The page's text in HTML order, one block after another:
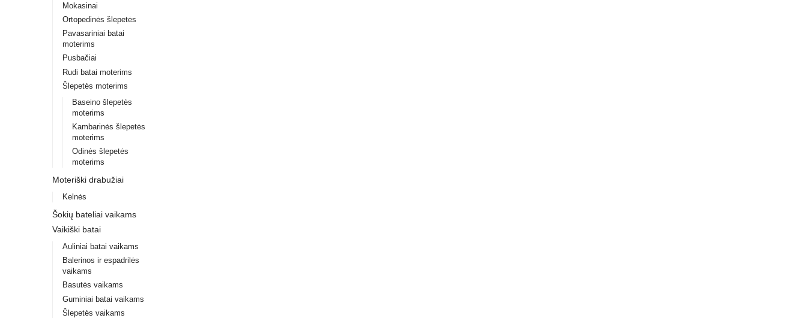
Mokasinai
Ortopedinės šlepetės
Pavasariniai batai
moterims
Pusbačiai
Rudi batai moterims
Šlepetės moterims
Baseino šlepetės
moterims
Kambarinės šlepetės
moterims
Odinės šlepetės
moterims
Moteriški drabužiai
Kelnės
Šokių bateliai vaikams
Vaikiški batai
Auliniai batai vaikams
Balerinos ir espadrilės
vaikams
Basutės vaikams
Guminiai batai vaikams
Šlepetės vaikams